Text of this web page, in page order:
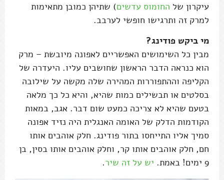
עיקרון של החומוס עדשים) שתיהן כמובן מתאימות
למרק זה ותרגישו חופשי לערבב.
מי ביקש פודינג?
מבין כל השימושים האפשריים לאפונה מיובשת – מרק
הוא כנראה הדבר הראשון שחושבים עליו. היעדרה של
הקליפה וההתפוררות המהירה שלה מקשה על שילובה
בסלטים או תבשילים כמות שהיא, והיא כל כך מלאה
בטעם שהיא לא צריכה כמעט שום דבר. אגב, במאות
הקודמות הדלק של האומה האנגלית היה נזיד אפונה
סמיך אליו התייחסו בתור פודינג. חלק אוהבים אותו
חם, חלק אוהבים אותו קר, וחלק אוהבים אותו בסין, בן
9 ימים! באמת.
יש על זה שיר.